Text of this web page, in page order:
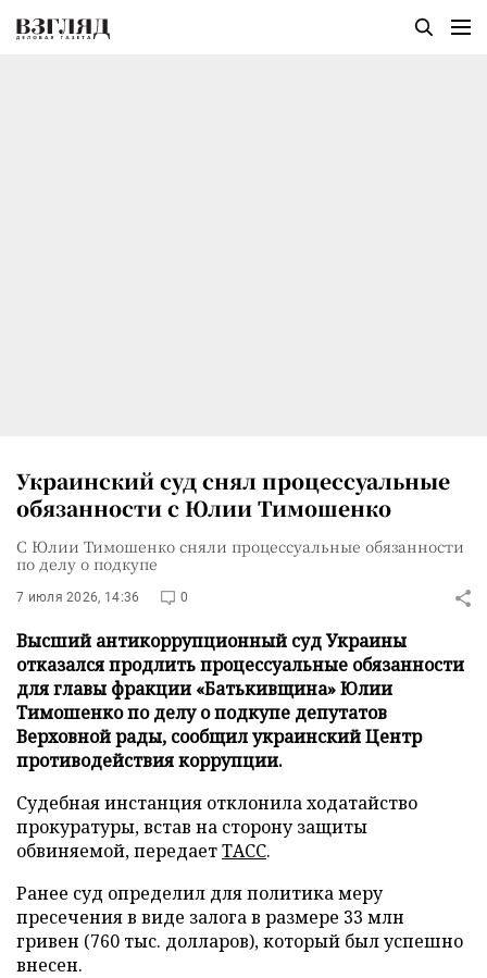
Украинский суд снял процессуальные
обязанности с Юлии Тимошенко
С Юлии Тимошенко сняли процессуальные обязанности
по делу о подкупе
7 июля 2026, 14:36 0
Высший антикоррупционный суд Украины
отказался продлить процессуальные обязанности
для главы фракции «Батькивщина» Юлии
Тимошенко по делу о подкупе депутатов
Верховной рады, сообщил украинский Центр
противодействия коррупции.
Судебная инстанция отклонила ходатайство
прокуратуры, встав на сторону защиты
обвиняемой, передаетТАСС.
Ранее суд определил для политика меру
пресечения в виде залога в размере 33 млн
гривен (760 тыс. долларов), который был успешно
внесен.